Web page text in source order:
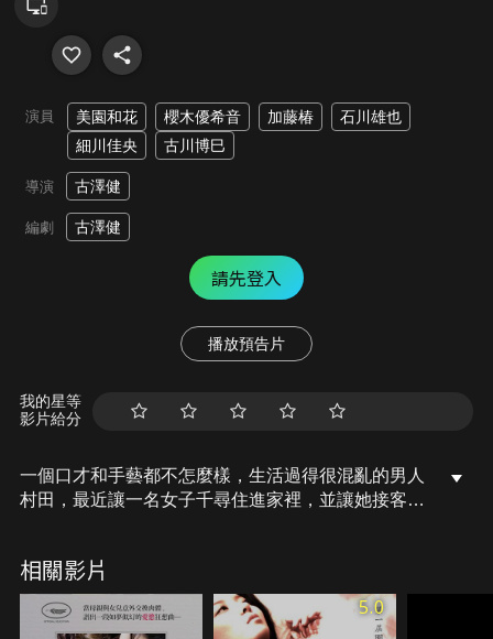
演員 美園和花 櫻木優希音 加藤椿
石川雄也
細川佳央
古川博巳
導演 古澤健
編劇 古澤健
請先登入
播放預告片
我的星等
影片給分
一個口才和手藝都不怎麼樣，生活過得很混亂的男人
村田，最近讓一名女子千尋住進家裡，並讓她接客以
活開始逐漸陷入不可思議的境地…
相關影片
5.0